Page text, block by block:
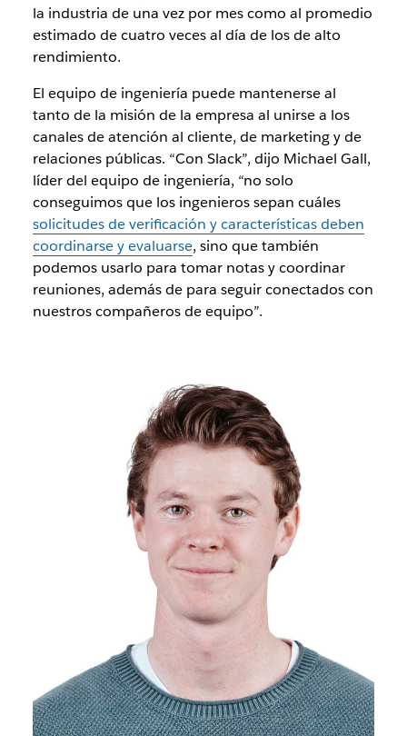
la industria de una vez por mes como al promedio
estimado de cuatro veces al día de los de alto
rendimiento.
El equipo de ingeniería puede mantenerse al
tanto de la misión de la empresa al unirse a los
canales de atención al cliente, de marketing y de
relaciones públicas. “Con Slack”, dijo Michael Gall,
líder del equipo de ingeniería, “no solo
conseguimos que los ingenieros sepan cuáles
solicitudes de verificación y características deben
coordinarse y evaluarse, sino que también
podemos usarlo para tomar notas y coordinar
reuniones, además de para seguir conectados con
nuestros compañeros de equipo”.